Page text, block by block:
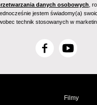
danych osobowych ,
jestem świadomy(a)
technik stosowanych w
F
c
Y
u
Filmy